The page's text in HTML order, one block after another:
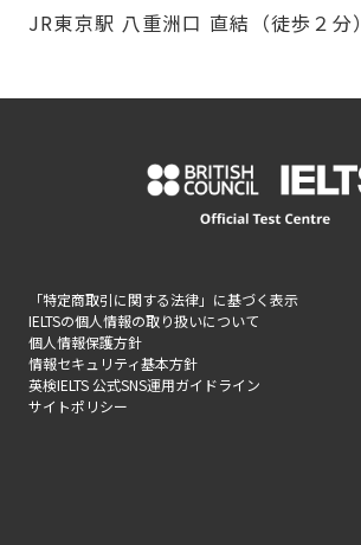
JR東京駅 八重洲口 直結（徒歩２分）
「特定商取引に関する法律」に基づく表示
IELTSの個人情報の取り扱いについて
個人情報保護方針
情報セキュリティ基本方針
英検IELTS 公式SNS運用ガイドライン
サイトポリシー